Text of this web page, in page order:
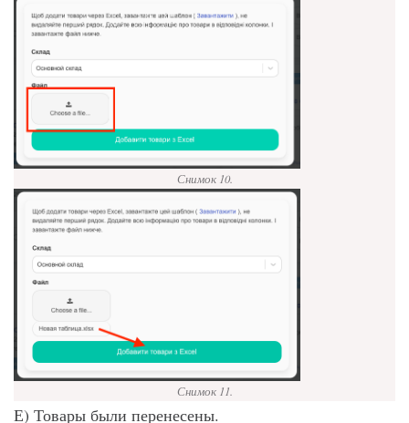
Снимок 10.
Снимок 11.
Е) Товары были перенесены.